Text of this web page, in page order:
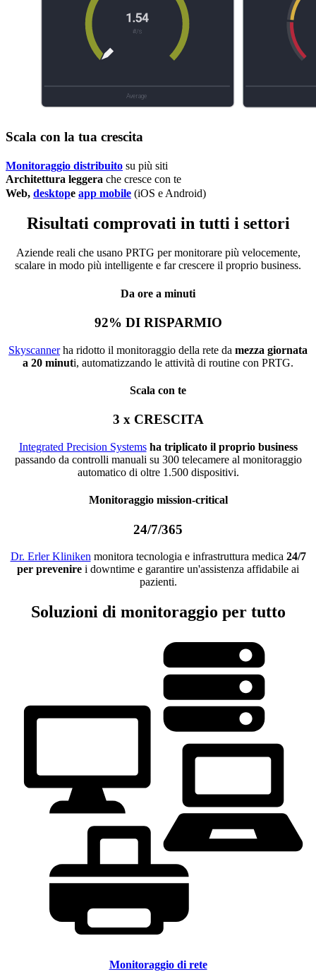
Scala con la tua crescita
Monitoraggio distribuito su più siti
Architettura leggera che cresce con te
Web, desktope app mobile (iOS e Android)
Risultati comprovati in tutti i settori
Aziende reali che usano PRTG per monitorare più velocemente,
scalare in modo più intelligente e far crescere il proprio business.
Da ore a minuti
92% DI RISPARMIO
Skyscannerha ridotto il monitoraggio della rete da mezza giornata
a 20 minuti, automatizzando le attività di routine con PRTG.
Scala con te
3 x CRESCITA
Integrated Precision Systems ha triplicato il proprio business
passando da controlli manuali su 300 telecamere al monitoraggio
automatico di oltre 1.500 dispositivi.
Monitoraggio mission-critical
24/7/365
Dr. Erler Kliniken monitora tecnologia e infrastruttura medica 24/7
per prevenire i downtime e garantire un'assistenza affidabile ai
pazienti.
Soluzioni di monitoraggio per tutto
Monitoraggio di rete